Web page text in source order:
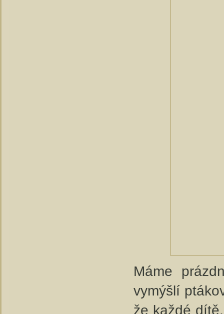
Máme
vymýšlí
že každé